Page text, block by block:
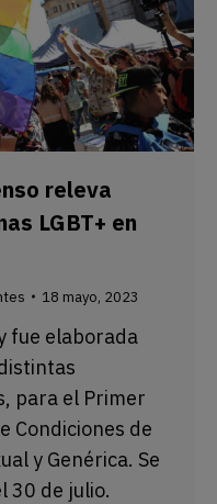
releva
LGBT+ en
18 mayo, 2023
fue elaborada
para el Primer
Condiciones de
y Genérica. Se
30 de julio.